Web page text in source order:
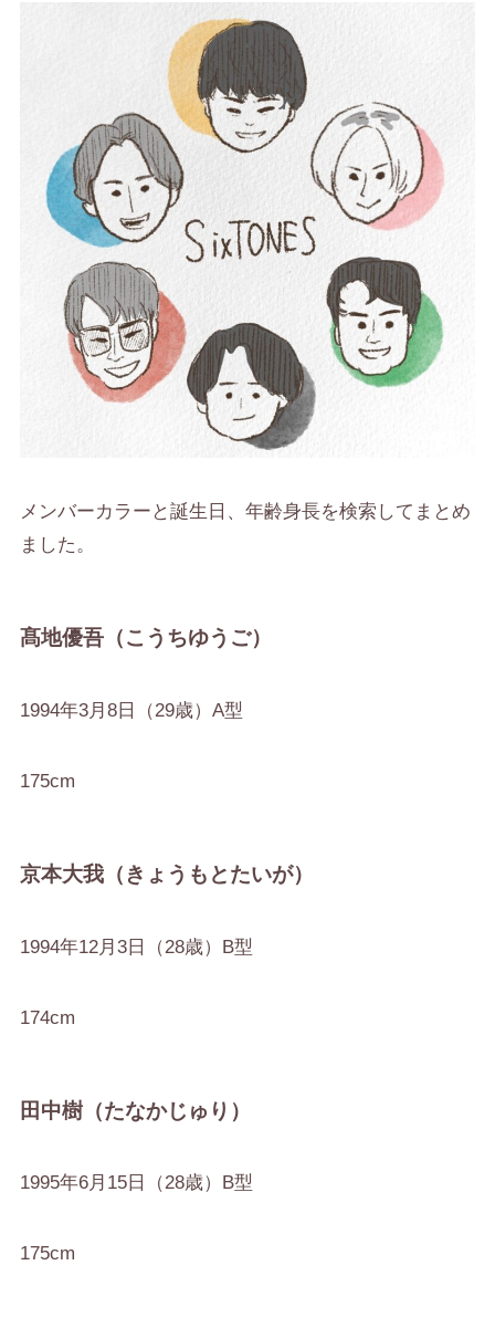
メンバーカラーと誕生日、年齢身長を検索してまとめ
ました。
髙地優吾（こうちゆうご）
1994年3月8日（29歳）A型
175cm
京本大我（きょうもとたいが）
1994年12月3日（28歳）B型
174cm
田中樹（たなかじゅり）
1995年6月15日（28歳）B型
175cm